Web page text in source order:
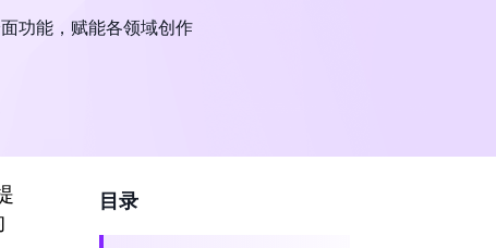
功能，赋能各领域创作
目录